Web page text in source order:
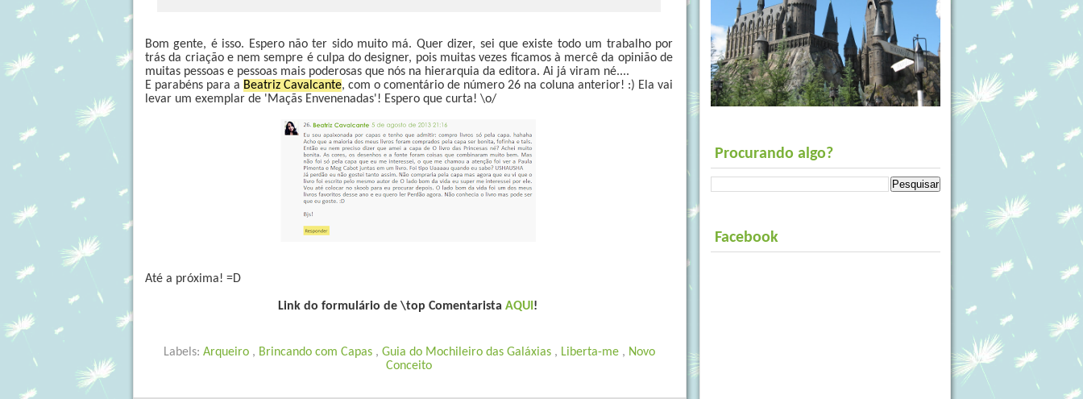
Bom gente, é isso. Espero não ter sido muito má. Quer dizer, sei que existe todo um trabalho por
trás da criação e nem sempre é culpa do designer, pois muitas vezes ficamos à mercê da opinião de
muitas pessoas e pessoas mais poderosas que nós na hierarquia da editora. Ai já viram né....
E parabéns para a Beatriz Cavalcante, com o comentário de número 26 na coluna anterior! :) Ela vai
levar um exemplar de 'Maçãs Envenenadas'! Espero que curta! \o/
Até a próxima! =D
Link do formulário de \top Comentarista AQUI !
Labels: Arqueiro , Brincando com Capas , Guia do Mochileiro das Galáxias , Liberta-me , Novo
Conceito
Procurando algo?
Facebook